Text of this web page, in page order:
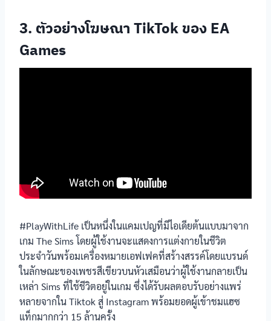
3. ตัวอย่างโฆษณา TikTok ของ EA
Games
#PlayWithLife เป็นหนึ่งในแคมเปญที่มีไอเดียต้นแบบมาจาก
เกม The Sims โดยผู้ใช้งานจะแสดงการแต่งกายในชีวิต
ประจำวันพร้อมเครื่องหมายเอฟเฟคที่สร้างสรรค์โดยแบรนด์
ในลักษณะของเพชรสีเขียวบนหัวเสมือนว่าผู้ใช้งานกลายเป็น
เหล่า Sims ที่ใช้ชีวิตอยู่ในเกม ซึ่งได้รับผลตอบรับอย่างแพร่
หลายจากใน Tiktok สู่ Instagram พร้อมยอดผู้เข้าชมแฮซ
แท็กมากกว่า 15 ล้านครั้ง